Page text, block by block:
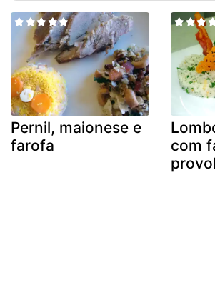
Pernil, maionese e
farofa
com